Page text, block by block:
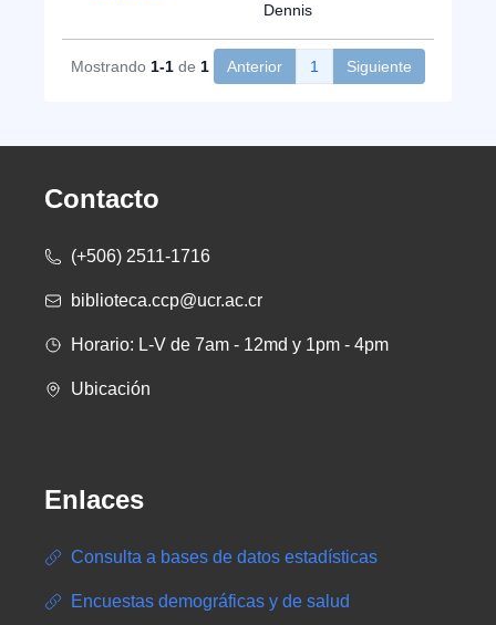
Dennis
Mostrando 1-1 de 1 Anterior 1 Siguiente
Contacto
(+506) 2511-1716
biblioteca.ccp@ucr.ac.cr
Horario: L-V de 7am - 12md y 1pm - 4pm
Ubicación
Enlaces
Consulta a bases de datos estadísticas
Encuestas demográficas y de salud